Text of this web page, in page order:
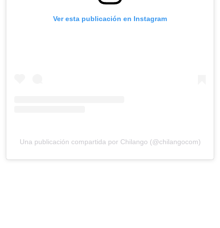
Ver esta publicación en Instagram
Una publicación compartida por Chilango (@chilangocom)